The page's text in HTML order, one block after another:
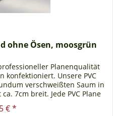
ohne Ösen, moosgrün
Planenqualität
konfektioniert. Unsere PVC
verschweißten Saum in
7cm breit. Jede PVC Plane
€ *